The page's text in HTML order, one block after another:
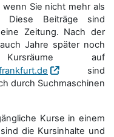
Sie nicht mehr als
Diese Beiträge sind
Zeitung. Nach der
Jahre später noch
auf
sind
durch Suchmaschinen
Kurse in einem
die Kursinhalte und